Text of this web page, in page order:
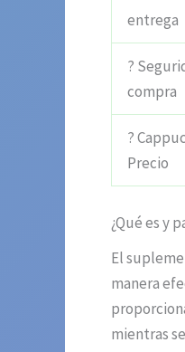
entrega
?
compra
?
Precio
¿Qué es y
El
manera
mientras